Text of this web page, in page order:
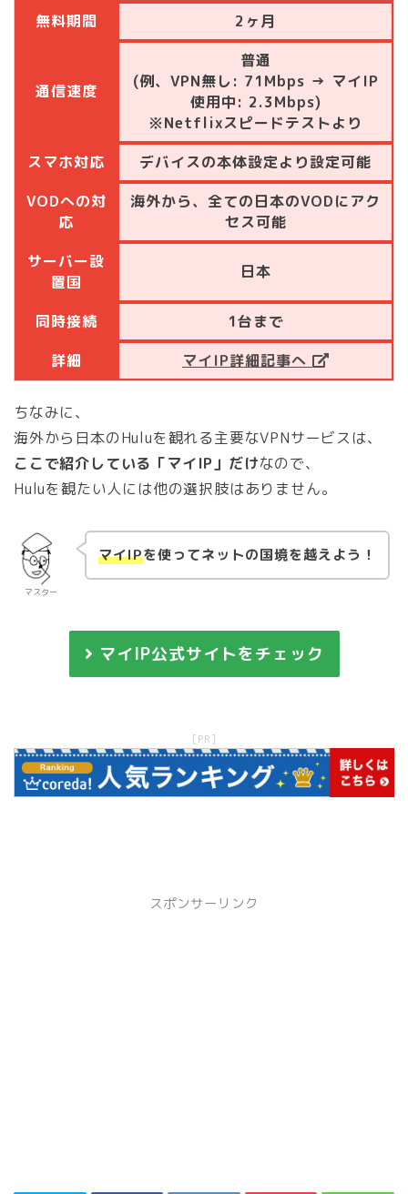
無料期間
2ヶ月
通信速度
普通
(例、VPN無し: 71Mbps → マイIP
使用中: 2.3Mbps)
※Netflixスピードテストより
スマホ対応
デバイスの本体設定より設定可能
VODへの対
応
海外から、全ての日本のVODにアク
セス可能
サーバー設
置国
日本
同時接続
1台まで
詳細
マイIP詳細記事へ
ちなみに、
海外から日本のHuluを観れる主要なVPNサービスは、
ここで紹介している「マイIP」だけなので、
Huluを観たい人には他の選択肢はありません。
マスター
マイIPを使ってネットの国境を越えよう！
マイIP公式サイトをチェック
[PR]
スポンサーリンク